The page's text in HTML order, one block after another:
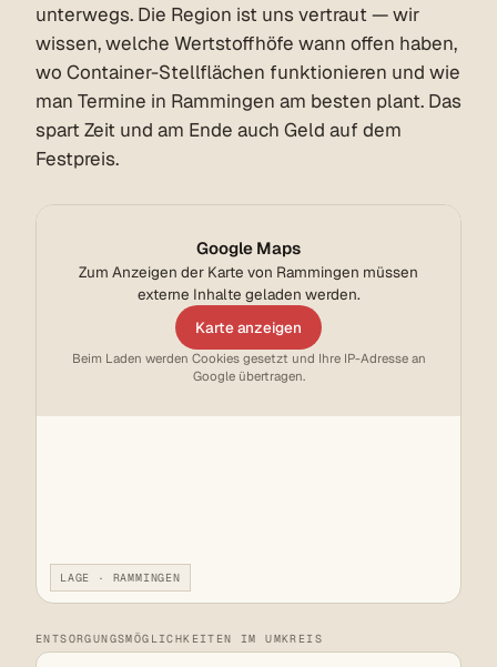
unterwegs. Die Region ist uns vertraut — wir
wissen, welche Wertstoffhöfe wann offen haben,
wo Container-Stellflächen funktionieren und wie
man Termine in Rammingen am besten plant. Das
spart Zeit und am Ende auch Geld auf dem
Festpreis.
Google Maps
Zum Anzeigen der Karte von Rammingen müssen
externe Inhalte geladen werden.
Karte anzeigen
Beim Laden werden Cookies gesetzt und Ihre IP-Adresse an
Google übertragen.
LAGE · RAMMINGEN
ENTSORGUNGSMÖGLICHKEITEN IM UMKREIS